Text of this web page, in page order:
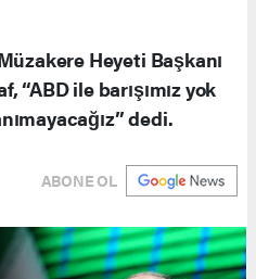
Heyeti Başkanı
“ABD ile barışımız yok
dedi.
ABONE OL